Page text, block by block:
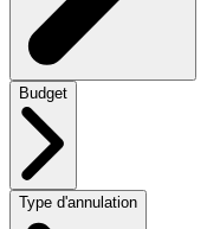
Budget
Type d'annulation